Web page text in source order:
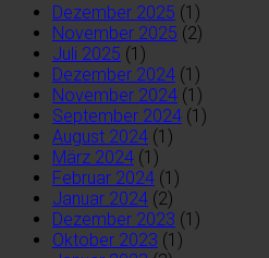
Dezember 2025 (1)
November 2025 (2)
Juli 2025 (1)
Dezember 2024 (1)
November 2024 (1)
September 2024 (1)
August 2024 (1)
März 2024 (1)
Februar 2024 (1)
Januar 2024 (2)
Dezember 2023 (1)
Oktober 2023 (1)